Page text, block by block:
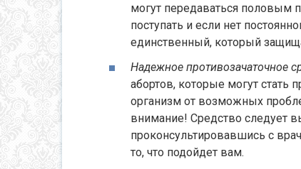
могут передаваться половым
поступать и если нет
единственный, который
Надежное противозачаточное
абортов, которые могут стать
организм от возможных
внимание! Средство следует
проконсультировавшись с
то, что подойдет вам.